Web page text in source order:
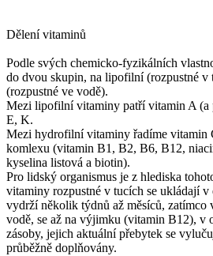
Dělení vitaminů
Podle svých chemicko-fyzikálních
do dvou skupin, na lipofilní (rozpustné
(rozpustné ve vodě).
Mezi lipofilní vitaminy patří vitamin A
E, K.
Mezi hydrofilní vitaminy řadíme vitamin
komlexu (vitamin B1, B2, B6, B12,
kyselina listová a biotin).
Pro lidský organismus je z hlediska
vitaminy rozpustné v tucích se ukládají v
vydrží několik týdnů až měsíců, zatímco
vodě, se až na výjimku (vitamin B12), v
zásoby, jejich aktuální přebytek se
průběžně doplňovány.